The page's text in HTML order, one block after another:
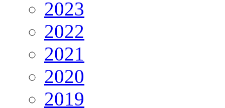
2023
2022
2021
2020
2019